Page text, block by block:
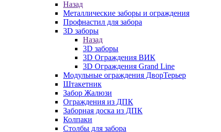
Назад
Металлические заборы и ограждения
Профнастил для забора
3D заборы
Назад
3D заборы
3D Ограждения ВИК
3D Ограждения Grand Line
Модульные ограждения ДворТерьер
Штакетник
Забор Жалюзи
Ограждения из ДПК
Заборная доска из ДПК
Колпаки
Столбы для забора